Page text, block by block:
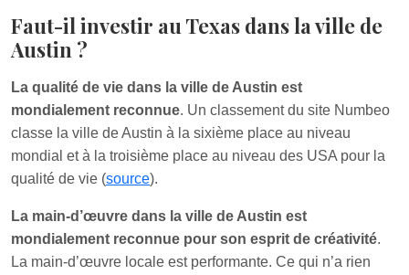
Faut-il investir au Texas dans la ville de
Austin ?
La qualité de vie dans la ville de Austin est
mondialement reconnue. Un classement du site Numbeo
classe la ville de Austin à la sixième place au niveau
mondial et à la troisième place au niveau des USA pour la
qualité de vie (source).
La main-d’œuvre dans la ville de Austin est
mondialement reconnue pour son esprit de créativité.
La main-d’œuvre locale est performante. Ce qui n’a rien